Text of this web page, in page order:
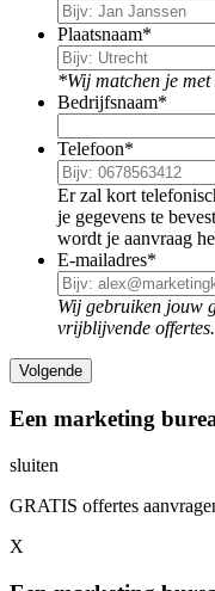
Plaatsnaam*
*Wij matchen je
Bedrijfsnaam*
Telefoon*
Er zal kort
je gegevens te
wordt je aanvraag
E-mailadres*
Wij gebruiken jouw
vrijblijvende offertes.
Een marketing
sluiten
GRATIS offertes
X